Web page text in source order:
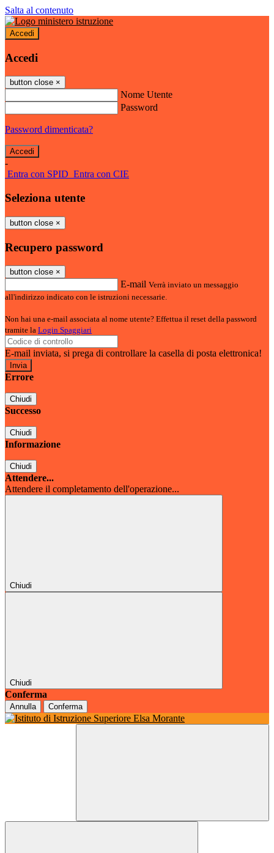
Salta al contenuto
Accedi
Accedi
button close ×
Nome Utente
Password
Password dimenticata?
-
Entra con SPID Entra con CIE
Seleziona utente
button close ×
Recupero password
button close ×
E-mail Verrà inviato un messaggio
all'indirizzo indicato con le istruzioni necessarie.
Non hai una e-mail associata al nome utente? Effettua il reset della password
tramite la Login Spaggiari
E-mail inviata, si prega di controllare la casella di posta elettronica!
Errore
Chiudi
Successo
Chiudi
Informazione
Chiudi
Attendere...
Attendere il completamento dell'operazione...
Chiudi
Chiudi
Conferma
Annulla Conferma